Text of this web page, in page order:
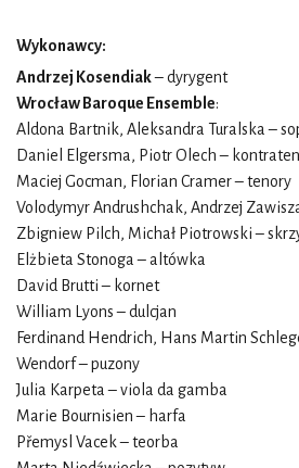
Wykonawcy:
Andrzej Kosendiak– dyrygent
Wrocław Baroque Ensemble:
Aldona Bartnik, Aleksandra Turalska –
Daniel Elgersma, Piotr Olech –
Maciej Gocman, Florian Cramer – tenory
Volodymyr Andrushchak, Andrzej
Zbigniew Pilch, Michał Piotrowski –
Elżbieta Stonoga – altówka
David Brutti – kornet
William Lyons – dulcjan
Ferdinand Hendrich, Hans Martin
Wendorf – puzony
Julia Karpeta – viola da gamba
Marie Bournisien – harfa
Přemysl Vacek – teorba